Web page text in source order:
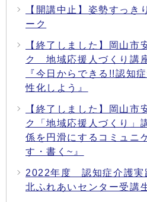
【開講中止】姿勢すっき
ーク
【終了しました】岡山市
ク 地域応援人づくり講
『今日からできる!!認知
性化しよう』
【終了しました】岡山市
ク「地域応援人づくり」
係を円滑にするコミュニ
す・書く~』
2022年度 認知症介護実
北ふれあいセンター受講